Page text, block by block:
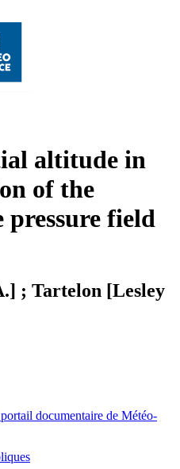
altitude in
of the
pressure field
; Tartelon [Lesley
documentaire de Météo-